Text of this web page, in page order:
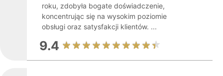
roku, zdobyła bogate doświadczenie,
koncentrując się na wysokim poziomie
obsługi oraz satysfakcji klientów. ...
9.4